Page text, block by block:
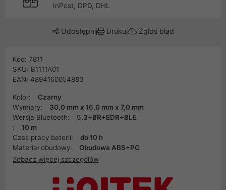
InPost, DPD, DHL
Udostępnij Drukuj Zgłoś błąd
Kod: 7811
SKU: B1111A01
EAN: 4894160054883
Kolor:
Czarny
Wymiary:
30,0 mm x 16,0 mm x 7,0 mm
Wersja Bluetooth:
5.3+BR+EDR+BLE
:
10 m
Czas pracy baterii:
do 10 h
Materiał obudowy:
Obudowa ABS+PC
Zobacz więcej szczegółów